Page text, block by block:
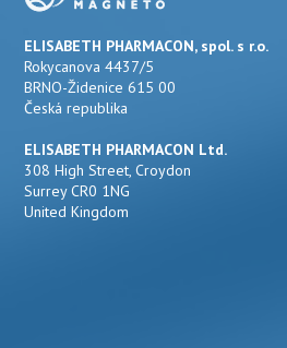
ELISABETH PHARMACON, spol. s r.o.
Rokycanova 4437/5
BRNO-Židenice 615 00
Česká republika
ELISABETH PHARMACON Ltd.
308 High Street, Croydon
Surrey CR0 1NG
United Kingdom